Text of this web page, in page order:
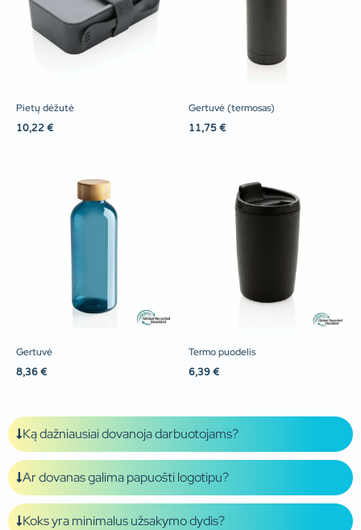
Pietų dėžutė
10,22 €
Gertuvė (termosas)
11,75 €
Gertuvė
8,36 €
Termo puodelis
6,39 €
Ką dažniausiai dovanoja darbuotojams?
Ar dovanas galima papuošti logotipu?
Koks yra minimalus užsakymo dydis?